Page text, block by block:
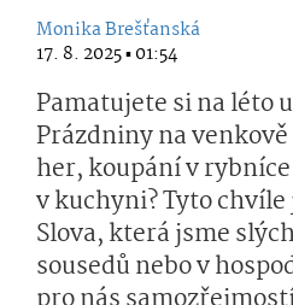
Monika Brešťanská
17. 8. 2025 ▪ 01:54
Pamatujete si na léto
Prázdniny na
her, koupání v
v kuchyni? Tyto
Slova, která jsme
sousedů nebo v